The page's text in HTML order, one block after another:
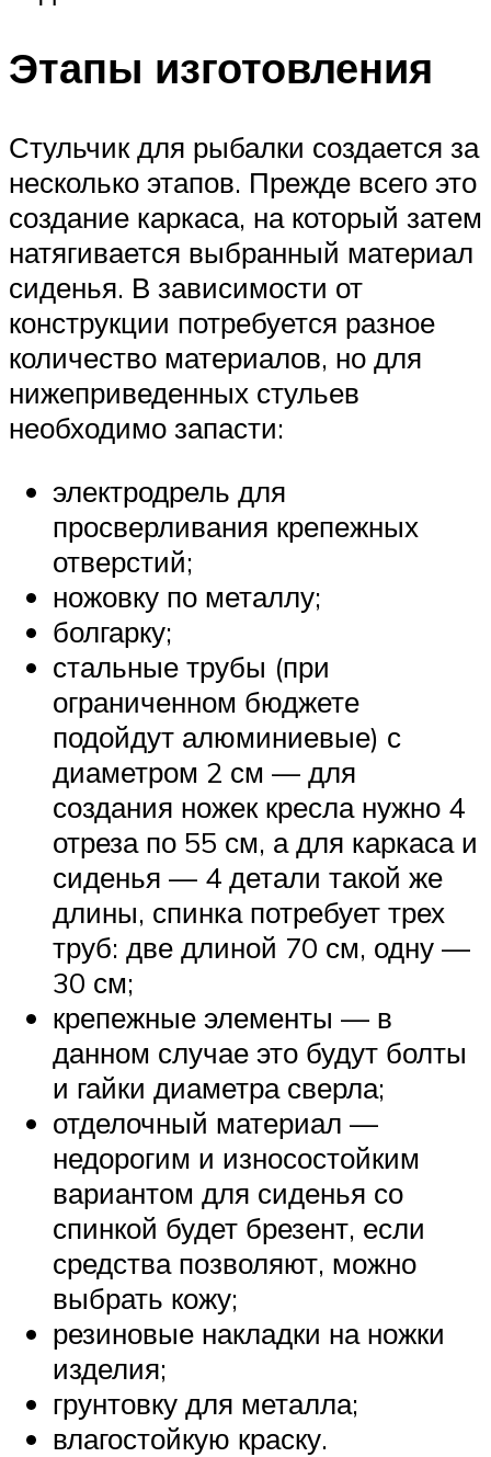
Этапы изготовления
Стульчик для рыбалки создается за
несколько этапов. Прежде всего это
создание каркаса, на который затем
натягивается выбранный материал
сиденья. В зависимости от
конструкции потребуется разное
количество материалов, но для
нижеприведенных стульев
необходимо запасти:
электродрель для
просверливания крепежных
отверстий;
ножовку по металлу;
болгарку;
стальные трубы (при
ограниченном бюджете
подойдут алюминиевые) с
диаметром 2 см — для
создания ножек кресла нужно 4
отреза по 55 см, а для каркаса и
сиденья — 4 детали такой же
длины, спинка потребует трех
труб: две длиной 70 см, одну —
30 см;
крепежные элементы — в
данном случае это будут болты
и гайки диаметра сверла;
отделочный материал —
недорогим и износостойким
вариантом для сиденья со
спинкой будет брезент, если
средства позволяют, можно
выбрать кожу;
резиновые накладки на ножки
изделия;
грунтовку для металла;
влагостойкую краску.